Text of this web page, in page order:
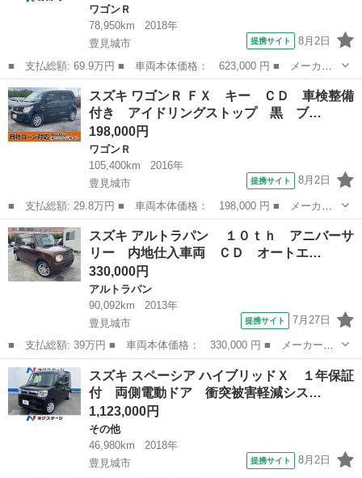
ワゴンＲ
78,950km
2018年
豊見城市
提携サイト 8月2日
■ 支払総額: 69.9万円 ■ 車両本体価格： 623,000 円 ■ メーカー
名： スズキ ■ 車種名： ワゴンＲ ■ グレード名： ハイブリッ
ドＦＸ １年保証付 衝突被害軽減システム 禁煙車 シートヒータ
ー スマート...
沖縄 豊見城市 ワゴンＲ
スズキ ワゴンＲ ＦＸ キー ＣＤ 車検整備
付き アイドリングストップ 黒 ブ…
198,000円
ワゴンＲ
105,400km
2016年
豊見城市
提携サイト 8月2日
■ 支払総額: 29.8万円 ■ 車両本体価格： 198,000 円 ■ メーカー
名： スズキ ■ 車種名： ワゴンＲ ■ グレード名： ＦＸ キ
ー ＣＤ 車検整備付き アイドリングストップ 黒 ブラック シ
ートヒーター ...
沖縄 豊見城市 ワゴンＲ
スズキ アルトラパン １０ｔｈ アニバーサ
リー 内地仕入車両 ＣＤ オートエ…
330,000円
アルトラパン
90,092km
2013年
豊見城市
提携サイト 7月27日
■ 支払総額: 39万円 ■ 車両本体価格： 330,000 円 ■ メーカー
名： スズキ ■ 車種名： アルトラパン ■ グレード名： １０
ｔｈ アニバーサリー 内地仕入車両 ＣＤ オートエアコン スマ
ートキー 社外１...
沖縄 豊見城市 アルトラパン
スズキ スペーシア ハイブリッドＸ １年保証
付 両側電動ドア 衝突被害軽減シス…
1,123,000円
その他
46,980km
2018年
豊見城市
提携サイト 8月2日